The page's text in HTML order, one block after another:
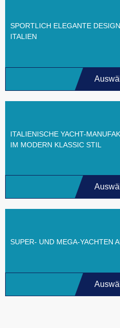
SPORTLICH ELEGANTE
ITALIEN
ITALIENISCHE YACHT-
IM MODERN KLASSIC STIL
SUPER- UND MEGA-YACHTEN